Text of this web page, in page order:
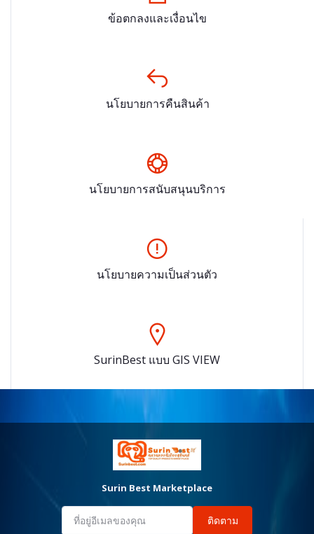
ข้อตกลงและเงื่อนไข
นโยบายการคืนสินค้า
นโยบายการสนับสนุนบริการ
นโยบายความเป็นส่วนตัว
SurinBest แบบ GIS VIEW
Surin Best Marketplace
ติดตาม